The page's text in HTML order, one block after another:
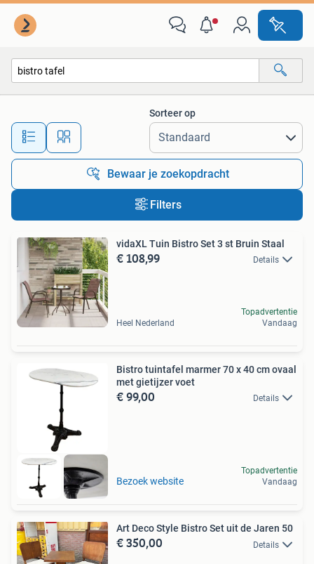
Alle afstanden…
Sorteer op
Bewaar je zoekopdracht
Filters
vidaXL Tuin Bistro Set 3 st Bruin Staal
€ 108,99 Details
Heel Nederland
Topadvertentie
Vandaag
Bistro tuintafel marmer 70 x 40 cm ovaal
met gietijzer voet
€ 99,00 Details
Bezoek website
Topadvertentie
Vandaag
Art Deco Style Bistro Set uit de Jaren 50
€ 350,00 Details